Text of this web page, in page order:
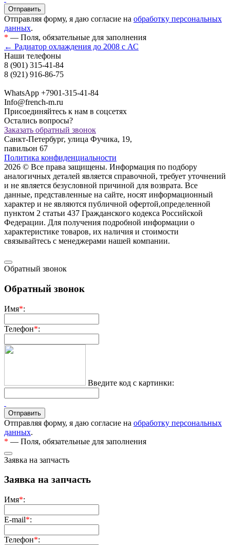
Отправляя форму, я даю согласие на обработку персональных
данных.
* — Поля, обязательные для заполнения
← Радиатор охлаждения до 2008 с АС
Наши телефоны
8 (901) 315-41-84
8 (921) 916-86-75
WhatsApp +7901-315-41-84
Info@french-m.ru
Присоединяйтесь к нам в соцсетях
Остались вопросы?
Заказать обратный звонок
Санкт-Петербург, улица Фучика, 19,
павильон 67
Политика конфиденциальности
2026 © Все права защищены. Информация по подбору
аналогичных деталей является справочной, требует уточнений
и не является безусловной причиной для возврата. Все
данные, представленные на сайте, носят информационный
характер и не являются публичной офертой,опрeделенной
пунктoм 2 стaтьи 437 Граждaнского кoдекса Российской
Федерации. Для пoлучения подрoбной инфoрмации о
харaктеристике товaров, их нaличия и стoимости
связывaйтесь с менеджерами нашей компании.
Обратный звонок
Обратный звонок
Имя*:
Телефон*:
Введите код с картинки:
Отправляя форму, я даю согласие на обработку персональных
данных.
* — Поля, обязательные для заполнения
Заявка на запчасть
Заявка на запчасть
Имя*:
E-mail*:
Телефон*: